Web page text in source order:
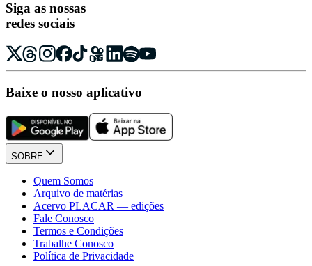
Siga as nossas
redes sociais
Baixe o nosso aplicativo
SOBRE
Quem Somos
Arquivo de matérias
Acervo PLACAR — edições
Fale Conosco
Termos e Condições
Trabalhe Conosco
Política de Privacidade